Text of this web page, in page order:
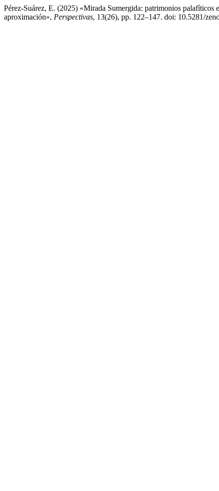
Pérez-Suárez, E. (2025) «Mirada Sumergida: patrimonios
aproximación», Perspectivas, 13(26), pp. 122–147. doi: 10.5281/